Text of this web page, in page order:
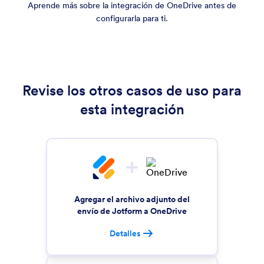
Aprende más sobre la integración de OneDrive antes de
configurarla para ti.
Revise los otros casos de uso para
esta integración
Agregar el archivo adjunto del
envío de Jotform a OneDrive
Detalles